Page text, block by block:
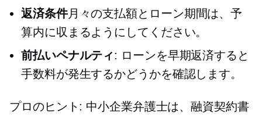
返済条件月々の支払額とローン期間は、予
算内に収まるようにしてください。
前払いペナルティ: ローンを早期返済すると
手数料が発生するかどうかを確認します。
プロのヒント: 中小企業弁護士は、融資契約書